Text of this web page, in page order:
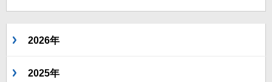
2026年
2025年